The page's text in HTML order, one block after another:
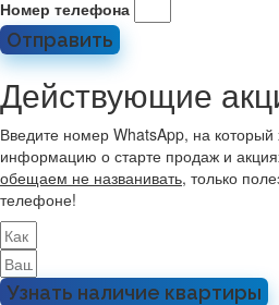
Номер телефона
Отправить
Действующие
Введите номер WhatsApp, на который
информацию о старте продаж и
обещаем не названивать, только
телефоне!
Узнать наличие квартиры